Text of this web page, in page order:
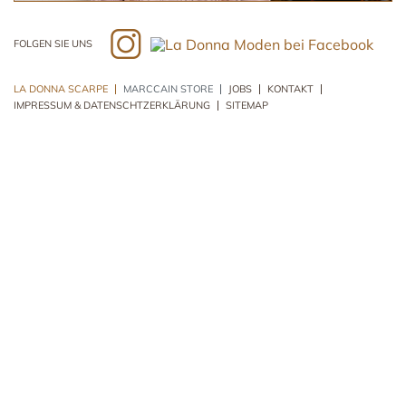
FOLGEN SIE UNS
Navigation
überspringen
LA DONNA SCARPE MARCCAIN STORE JOBS
KONTAKT
IMPRESSUM & DATENSCHTZERKLÄRUNG
SITEMAP